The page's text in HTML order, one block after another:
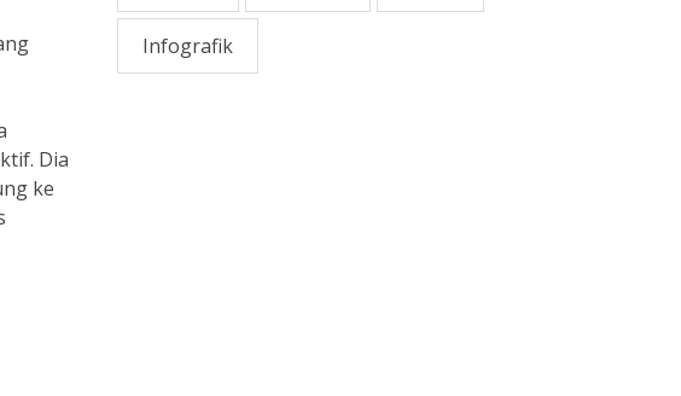
Dia
ke
Infografik